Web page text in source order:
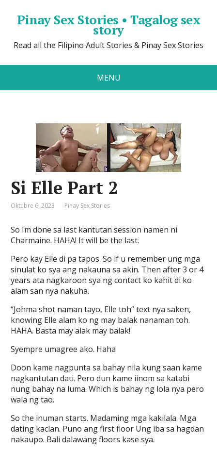
Pinay Sex Stories • Tagalog sex
story
Read all the Filipino Adult Stories & Pinay Sex Stories
MENU
Si Elle Part 2
Oktubre 6, 2023 Pinay Sex Stories
So Im done sa last kantutan session namen ni
Charmaine. HAHA! It will be the last.
Pero kay Elle di pa tapos. So if u remember ung mga
sinulat ko sya ang nakauna sa akin. Then after 3 or 4
years ata nagkaroon sya ng contact ko kahit di ko
alam san nya nakuha.
“Johma shot naman tayo, Elle toh” text nya saken,
knowing Elle alam ko ng may balak nanaman toh.
HAHA. Basta may alak may balak!
Syempre umagree ako. Haha
Doon kame nagpunta sa bahay nila kung saan kame
nagkantutan dati. Pero dun kame iinom sa katabi
nung bahay na luma. Which is bahay ng lola nya pero
wala ng tao.
So the inuman starts. Madaming mga kakilala. Mga
dating kaclan. Puno ang first floor Ung iba sa hagdan
nakaupo. Bali dalawang floors kase sya.